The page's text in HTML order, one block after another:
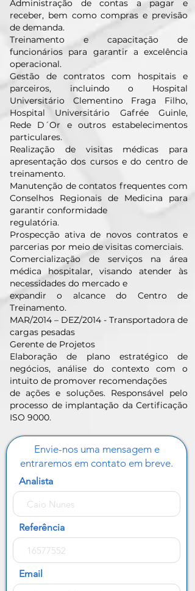
Administração de contas a pagar e
receber, bem como compras e previsão
de demanda.
Treinamento e capacitação de
funcionários para garantir a excelência
operacional.
Gestão de contratos com hospitais e
parceiros, incluindo o Hospital
Universitário Clementino Fraga Filho,
Hospital Universitário Gafrée Guinle,
Rede D´Or e outros estabelecimentos
particulares.
Realização de visitas médicas para
apresentação dos cursos e do centro de
treinamento.
Manutenção de contatos frequentes com
Conselhos Regionais de Medicina para
garantir conformidade
regulatória.
Prospecção ativa de novos contratos e
parcerias por meio de visitas comerciais.
Comercialização de serviços na área
médica hospitalar, visando atender às
necessidades do mercado e
expandir o alcance do Centro de
Treinamento.
MAR/2014 – DEZ/2014 - Transportadora de
cargas pesadas
Gerente de Projetos
Elaboração de plano estratégico de
negócios, análise do contexto com o
intuito de promover recomendações
de ações e soluções. Responsável pelo
processo de implantação da Certificação
ISO 9000.
Envie-nos uma mensagem e
entraremos em contato em breve.
Analista
Referência
Email